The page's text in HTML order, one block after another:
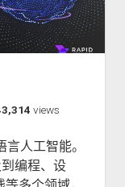
views
人工智能。
编程、设